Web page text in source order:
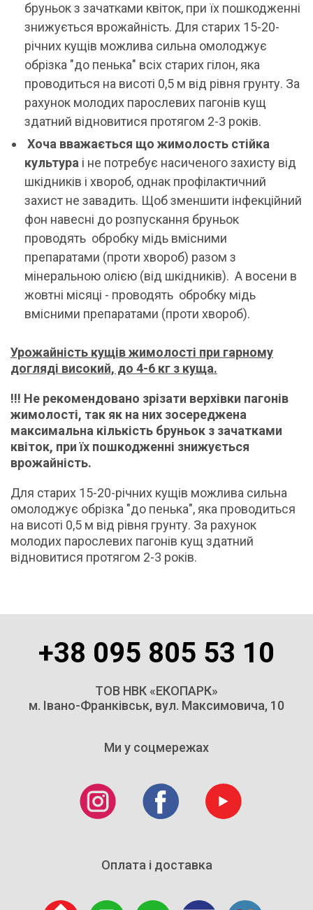
бруньок з зачатками квіток, при їх пошкодженні
знижується врожайність. Для старих 15-20-
річних кущів можлива сильна омолоджує
обрізка "до пенька" всіх старих гілон, яка
проводиться на висоті 0,5 м від рівня грунту. За
рахунок молодих парослевих пагонів кущ
здатний відновитися протягом 2-3 років.
Хоча вважається що жимолость стійка
культура і не потребує насиченого захисту від
шкідників і хвороб, однак профілактичний
захист не завадить. Щоб зменшити інфекційний
фон навесні до розпускання бруньок
проводять обробку мідь вмісними
препаратами (проти хвороб) разом з
мінеральною олією (від шкідників). А восени в
жовтні місяці - проводять обробку мідь
вмісними препаратами (проти хвороб).
Урожайність кущів жимолості при гарному
догляді високий, до 4-6 кг з куща.
!!! Не рекомендовано зрізати верхівки пагонів
жимолості, так як на них зосереджена
максимальна кількість бруньок з зачатками
квіток, при їх пошкодженні знижується
врожайність.
Для старих 15-20-річних кущів можлива сильна
омолоджує обрізка "до пенька", яка проводиться
на висоті 0,5 м від рівня грунту. За рахунок
молодих парослевих пагонів кущ здатний
відновитися протягом 2-3 років.
+38 095 805 53 10
ТОВ НВК «ЕКОПАРК»
м. Івано-Франківськ, вул. Максимовича, 10
Ми у соцмережах
Оплата і доставка